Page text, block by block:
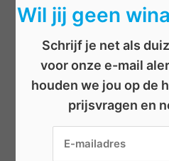
Overige
Reizen
Sport
Televisie
Topwedstrijden
Uitgelicht
Wil jij geen
Schrijf je net als
voor onze e-mail
houden we jou op de
prijsvragen en